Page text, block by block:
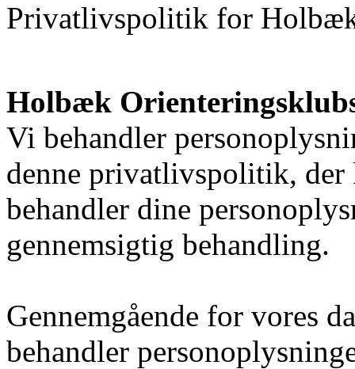
Privatlivspolitik for
Holbæk
Vi behandler
denne privatlivspolitik,
behandler dine
gennemsigtig behandling.
Gennemgående for vores
behandler